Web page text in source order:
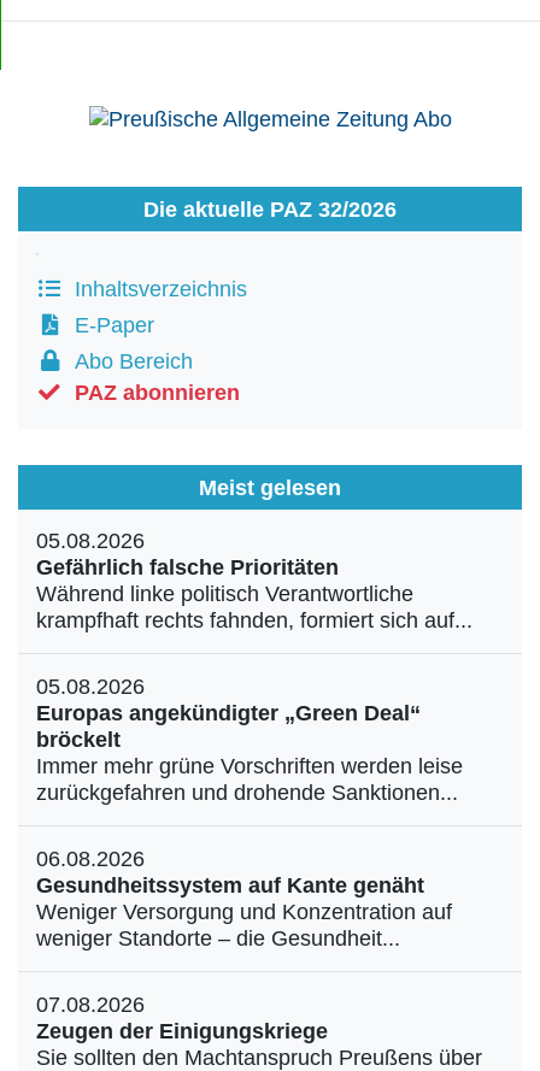
Die aktuelle PAZ 32/2026
Inhaltsverzeichnis
E-Paper
Abo Bereich
PAZ abonnieren
Meist gelesen
05.08.2026
Gefährlich falsche Prioritäten
Während linke politisch Verantwortliche
krampfhaft rechts fahnden, formiert sich auf...
05.08.2026
Europas angekündigter „Green Deal“
bröckelt
Immer mehr grüne Vorschriften werden leise
zurückgefahren und drohende Sanktionen...
06.08.2026
Gesundheitssystem auf Kante genäht
Weniger Versorgung und Konzentration auf
weniger Standorte – die Gesundheit...
07.08.2026
Zeugen der Einigungskriege
Sie sollten den Machtanspruch Preußens über